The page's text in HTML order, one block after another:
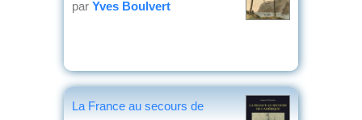
par Yves Boulvert
La France au secours de